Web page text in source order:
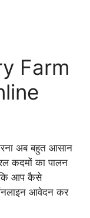
Farm
अब बहुत आसान
कदमों का पालन
कि आप कैसे
आवेदन कर